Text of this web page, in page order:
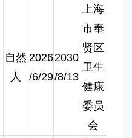
自然
人
2026
/6/29
2030
/8/13
上海
市奉
贤区
卫生
健康
委员
会